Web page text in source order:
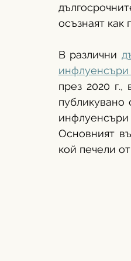
осъзнаят как
В различни
през 2020
Основният
кой печели